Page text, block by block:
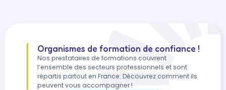
Organismes de formation de confiance !
Nos prestataires de formations couvrent
l’ensemble des secteurs professionnels et sont
répartis partout en France. Découvrez comment ils
peuvent vous accompagner !